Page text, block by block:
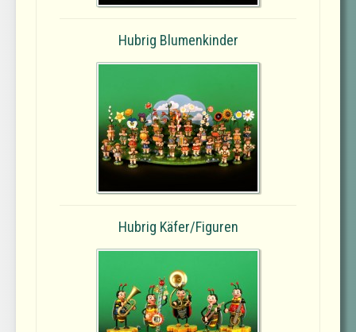
Hubrig Blumenkinder
Hubrig Käfer/Figuren